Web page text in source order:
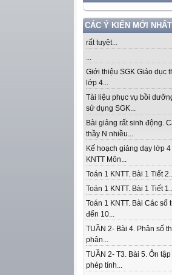
CÁC Ý KIẾN MỚI NHẤT
rất tuyệt...
...
Giới thiệu SGK Giáo dục
lớp 4...
Tài liệu phục vụ bồi
sử dụng SGK...
Bài giảng rất sinh động.
thầy N nhiều...
Kế hoạch giảng dạy lớp 4
KNTT Môn...
Toán 1 KNTT. Bài 1 Tiết
Toán 1 KNTT. Bài 1 Tiết
Toán 1 KNTT. Bài Các số
đến 10...
TUẦN 2- Bài 4. Phân số
phân...
TUẦN 2- T3. Bài 5. Ôn
phép tính...